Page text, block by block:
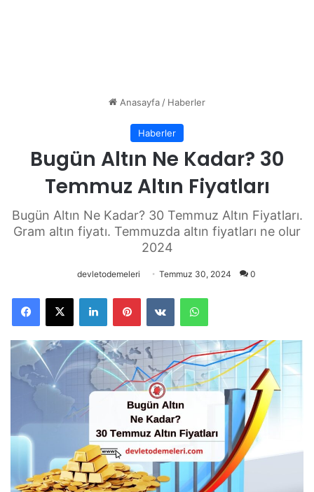
Anasayfa/ Haberler
Haberler
Bugün Altın Ne Kadar? 30
Temmuz Altın Fiyatları
Bugün Altın Ne Kadar? 30 Temmuz Altın Fiyatları.
Gram altın fiyatı. Temmuzda altın fiyatları ne olur
2024
devletodemeleri Temmuz 30, 2024 0